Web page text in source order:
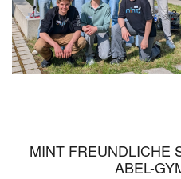
MINT FREUNDLICHE
ABEL-